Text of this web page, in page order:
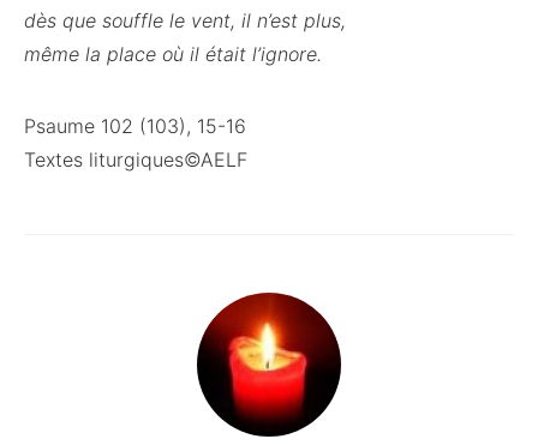
dès que souffle le vent, il n’est plus,
même la place où il était l’ignore.
Psaume 102 (103), 15-16
Textes liturgiques©AELF